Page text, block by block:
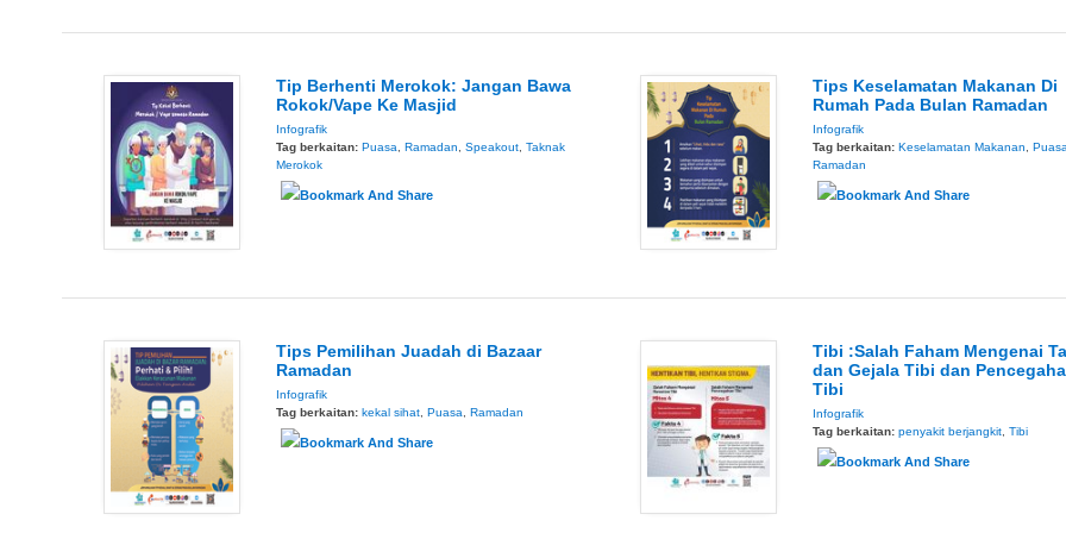
Tip Berhenti Merokok: Jangan Bawa
Rokok/Vape Ke Masjid
Infografik
Tag berkaitan: Puasa, Ramadan, Speakout, Taknak
Merokok
Tips Keselamatan Makanan Di
Rumah Pada Bulan Ramadan
Infografik
Tag berkaitan:Keselamatan Makanan,
Ramadan
Tips Pemilihan Juadah di Bazaar
Ramadan
Infografik
Tag berkaitan: kekal sihat Puasa Ramadan
Tibi :Salah Faham Mengenai
dan Gejala Tibi dan
Tibi
Infografik
Tag berkaitan:penyakit berjangkit ,Tibi